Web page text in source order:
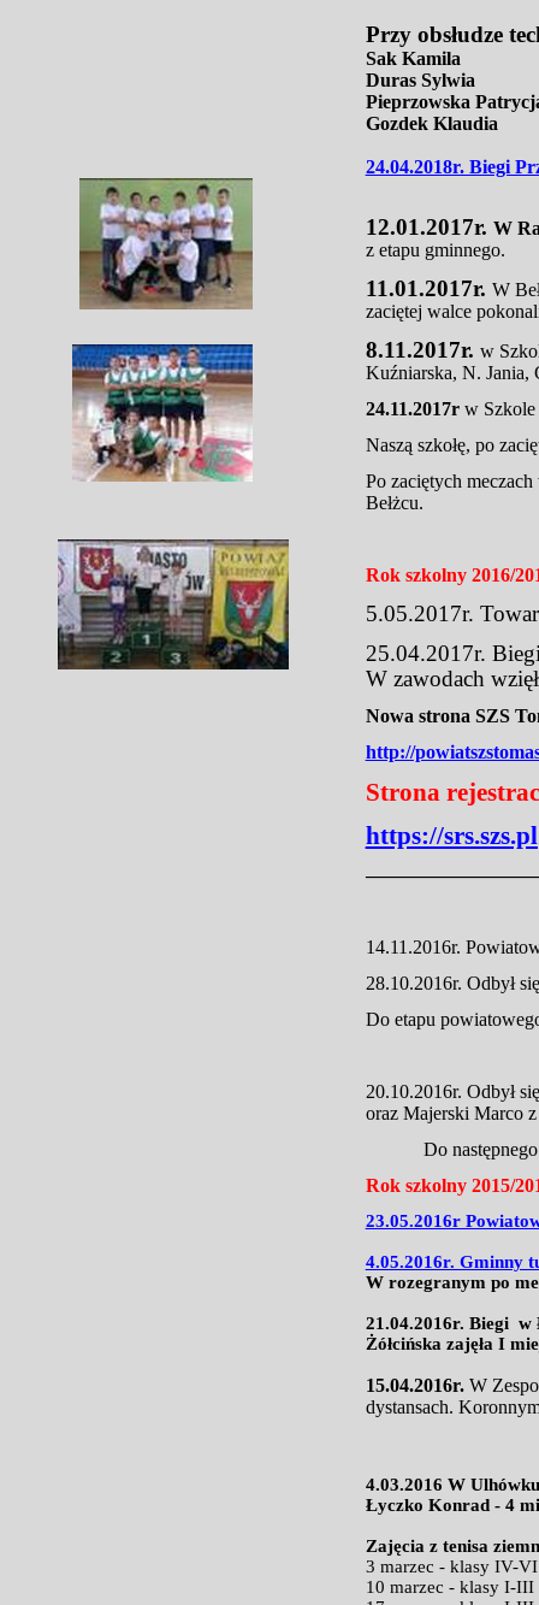
Przy obsłudze
Sak Kamila
Duras Sylwia
Pieprzowska
Gozdek Klaudia
24.04.2018r. Biegi
12.01.2017r. W
z etapu gminnego.
11.01.2017r. W
zaciętej walce
8.11.2017r. w
Kuźniarska, N. Jania,
24.11.2017r w Szkole
Naszą szkołę, po
Po zaciętych
Bełżcu.
Rok szkolny 2016/
5.05.2017r.
25.04.2017r.
W zawodach
Nowa strona SZS
http://
Strona
https://srs.szs.pl
14.11.2016r.
28.10.2016r. Odbył
Do etapu
20.10.2016r. Odbył
oraz Majerski Marco
Do następnego
Rok szkolny 2015/
23.05.2016r
4.05.2016r. Gminny
W rozegranym po
21.04.2016r. Biegi w
Żółcińska zajęła I
15.04.2016r. W
dystansach.
4.03.2016 W
Łyczko Konrad - 4
Zajęcia z tenisa
3 marzec - klasy IV-VI
10 marzec - klasy I-III